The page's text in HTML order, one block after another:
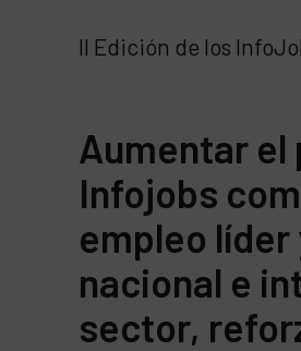
II Edición de los
Aumentar
Infojobs
empleo
nacional e
sector,